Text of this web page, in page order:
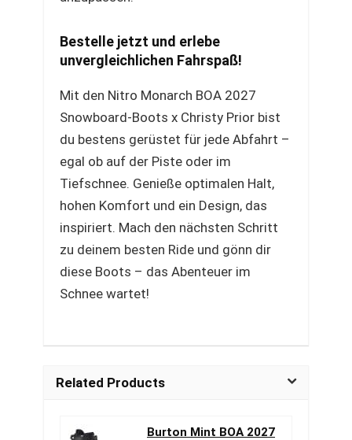
Bestelle jetzt und erlebe
unvergleichlichen Fahrspaß!
Mit den Nitro Monarch BOA 2027
Snowboard-Boots x Christy Prior bist
du bestens gerüstet für jede Abfahrt –
egal ob auf der Piste oder im
Tiefschnee. Genieße optimalen Halt,
hohen Komfort und ein Design, das
inspiriert. Mach den nächsten Schritt
zu deinem besten Ride und gönn dir
diese Boots – das Abenteuer im
Schnee wartet!
Related Products
Burton Mint BOA 2027